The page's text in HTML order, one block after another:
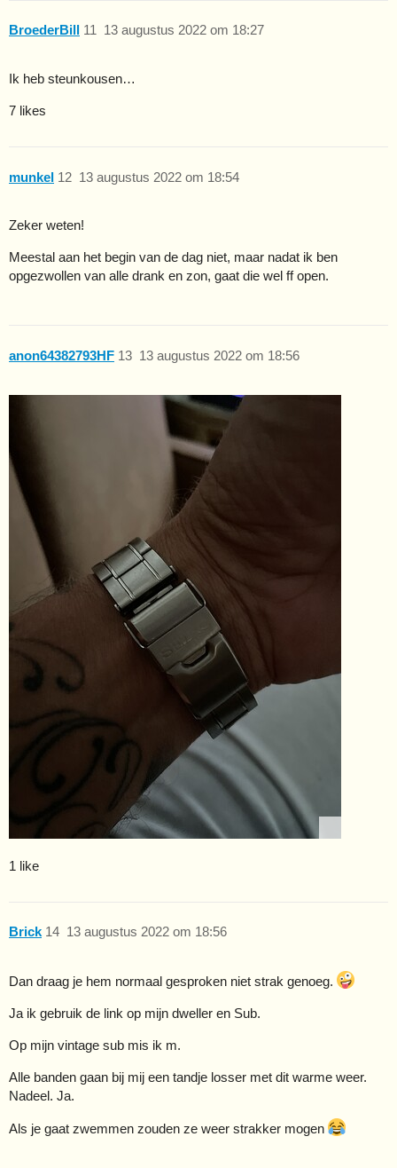
BroederBill 13 augustus 2022 om 18:27
11
Ik heb steunkousen…
7 likes
munkel 13 augustus 2022 om 18:54
12
Zeker weten!
Meestal aan het begin van de dag niet, maar nadat ik ben
opgezwollen van alle drank en zon, gaat die wel ff open.
anon64382793HF 13 augustus 2022 om 18:56
13
1 like
Brick 13 augustus 2022 om 18:56
14
Dan draag je hem normaal gesproken niet strak genoeg.
Ja ik gebruik de link op mijn dweller en Sub.
Op mijn vintage sub mis ik m.
Alle banden gaan bij mij een tandje losser met dit warme weer.
Nadeel. Ja.
Als je gaat zwemmen zouden ze weer strakker mogen